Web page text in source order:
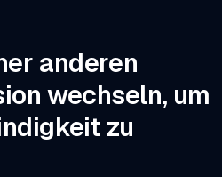
anderen
wechseln, um
zu